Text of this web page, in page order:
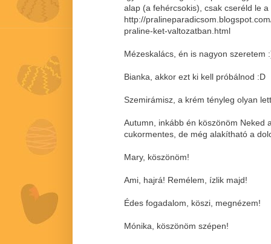
alap (a fehércsokis), csak cseréld le
http://
praline-ket-valtozatban.html
Mézeskalács, én is nagyon szeretem
Bianka, akkor ezt ki kell próbálnod :D
Szemirámisz, a krém tényleg olyan
Autumn, inkább én köszönöm Neked
cukormentes, de még alakítható a
Mary, köszönöm!
Ami, hajrá! Remélem, ízlik majd!
Édes fogadalom, köszi, megnézem!
Mónika, köszönöm szépen!